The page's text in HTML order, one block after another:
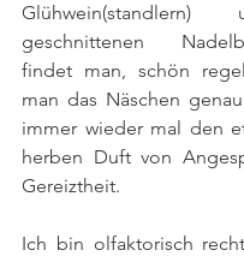
geschnittenen
findet man, schön
man das Näschen
immer wieder mal den
herben Duft von
Gereiztheit.
Ich bin olfaktorisch